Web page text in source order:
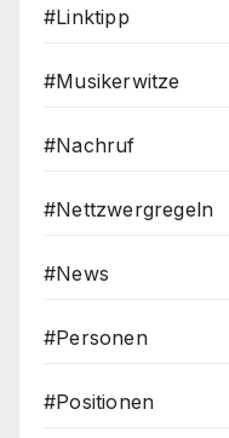
#Linktipp
#Musikerwitze
#Nachruf
#Nettzwergregeln
#News
#Personen
#Positionen